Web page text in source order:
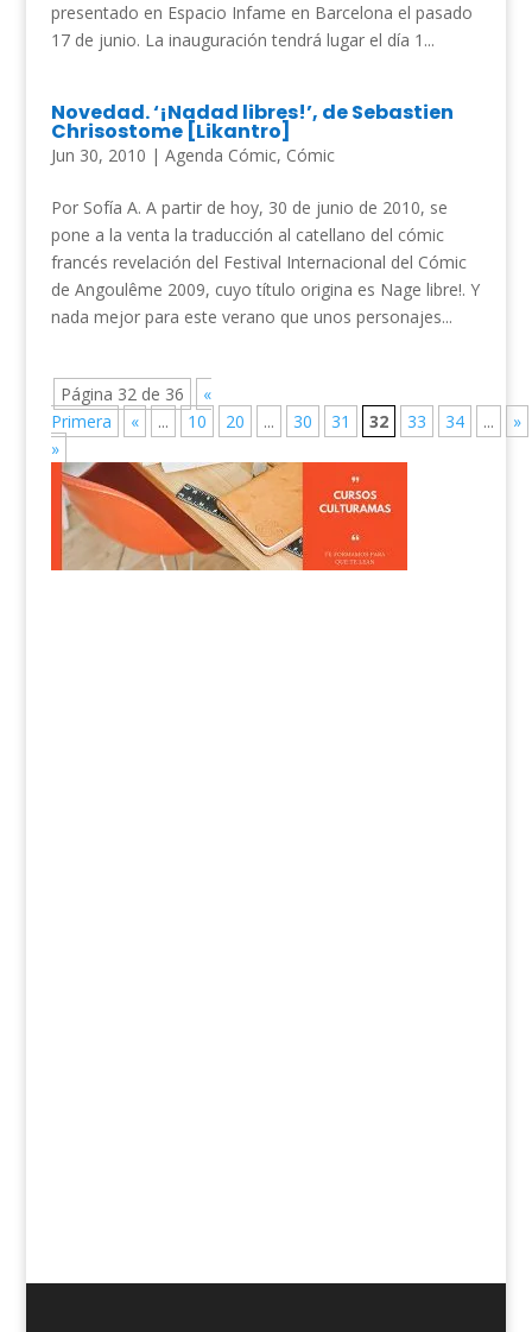
presentado en Espacio Infame en Barcelona el pasado
17 de junio. La inauguración tendrá lugar el día 1...
Novedad. ‘¡Nadad libres!’, de Sebastien
Chrisostome [Likantro]
Jun 30, 2010 | Agenda Cómic, Cómic
Por Sofía A. A partir de hoy, 30 de junio de 2010, se
pone a la venta la traducción al catellano del cómic
francés revelación del Festival Internacional del Cómic
de Angoulême 2009, cuyo título origina es Nage libre!. Y
nada mejor para este verano que unos personajes...
Página 32 de 36
«
Primera
« ... 10 20 ... 30 31 32 33 34 ...
»
»